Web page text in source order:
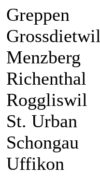
Greppen
Grossdietwil
Menzberg
Richenthal
Roggliswil
St. Urban
Schongau
Uffikon